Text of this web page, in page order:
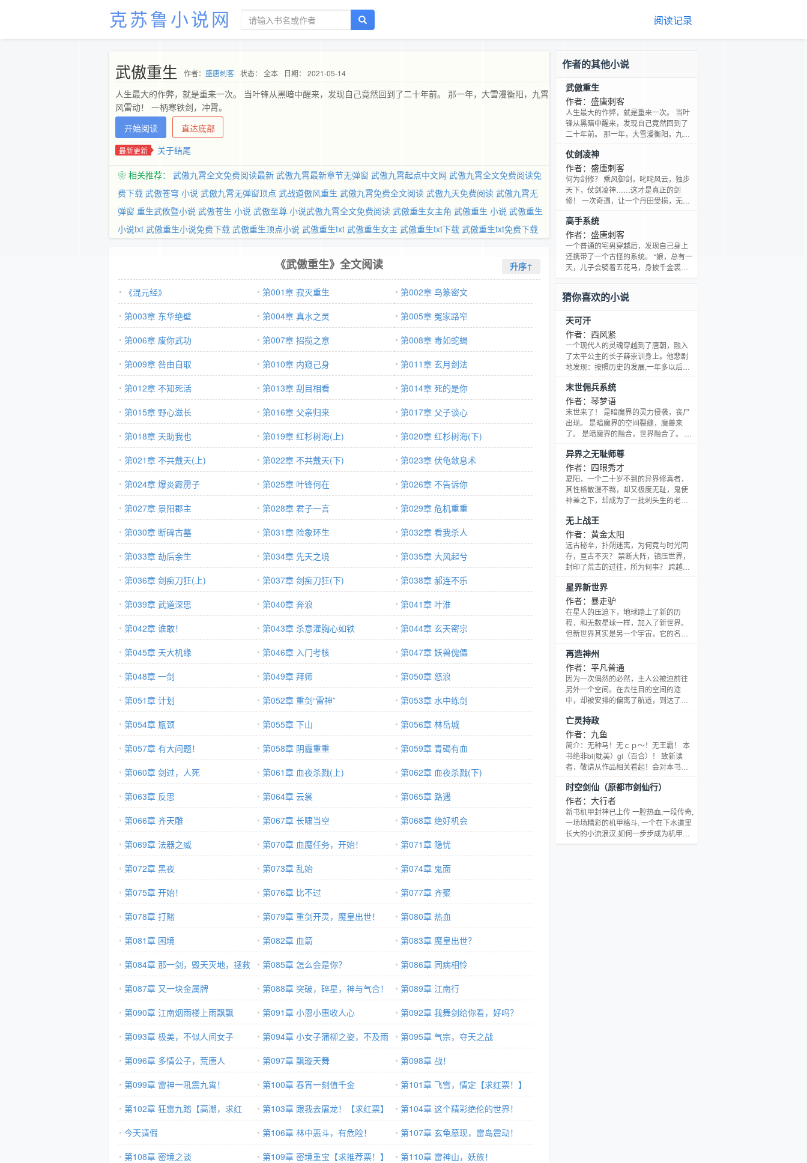
克苏鲁小说网 阅读记录
武傲重生 作者： 盛唐刺客 状态： 全本 日期： 2021-05-14
人生最大的作弊，就是重来一次。 当叶锋从黑暗中醒来，发现自己竟然回到了二十年前。 那一年，大雪漫衡阳，九霄
风雷动！ 一柄寒铁剑，冲霄。
开始阅读
直达底部
最新更新 关于结尾
❀ 相关推荐： 武傲九霄全文免费阅读最新 武傲九霄最新章节无弹窗 武傲九霄起点中文网 武傲九霄全文免费阅读免
费下载 武傲苍穹 小说 武傲九霄无弹窗顶点 武战道傲风重生 武傲九霄免费全文阅读 武傲九天免费阅读 武傲九霄无
弹窗 重生武攸暨小说 武傲苍生 小说 武傲至尊 小说武傲九霄全文免费阅读 武傲重生女主角 武傲重生 小说 武傲重生
小说txt 武傲重生小说免费下载 武傲重生顶点小说 武傲重生txt 武傲重生女主 武傲重生txt下载 武傲重生txt免费下载
《武傲重生》全文阅读 升序↑
《混元经》 第001章 寂灭重生
第002章 鸟篆密文
第003章 东华绝壁
第004章 真水之灵
第005章 冤家路窄
第006章 废你武功
第007章 招揽之意
第008章 毒如蛇蝎
第009章 咎由自取
第010章 内窥己身
第011章 玄月剑法
第012章 不知死活
第013章 刮目相看
第014章 死的是你
第015章 野心滋长
第016章 父亲归来
第017章 父子谈心
第018章 天助我也
第019章 红杉树海(上)
第020章 红杉树海(下)
第021章 不共戴天(上)
第022章 不共戴天(下)
第023章 伏龟敛息术
第024章 爆炎霹雳子
第025章 叶锋何在
第026章 不告诉你
第027章 景阳郡主
第028章 君子一言
第029章 危机重重
第030章 断碑古墓
第031章 险象环生
第032章 看我杀人
第033章 劫后余生
第034章 先天之境
第035章 大风起兮
第036章 剑痴刀狂(上)
第037章 剑痴刀狂(下)
第038章 郝连不乐
第039章 武道深思
第040章 奔浪
第041章 叶淮
第042章 谁敢！
第043章 杀意灌胸心如铁
第044章 玄天密宗
第045章 天大机缘
第046章 入门考核
第047章 妖兽傀儡
第048章 一剑
第049章 拜师
第050章 怒浪
第051章 计划
第052章 重剑“雷神”
第053章 水中练剑
第054章 瓶颈
第055章 下山
第056章 林岳城
第057章 有大问题！
第058章 阴霾重重
第059章 青碣有血
第060章 剑过，人死
第061章 血夜杀戮(上)
第062章 血夜杀戮(下)
第063章 反思
第064章 云裳
第065章 路遇
第066章 齐天雕
第067章 长啸当空
第068章 绝好机会
第069章 法器之威
第070章 血魔任务，开始！
第071章 隐忧
第072章 黑夜
第073章 乱始
第074章 鬼面
第075章 开始！
第076章 比不过
第077章 齐聚
第078章 打赌
第079章 重剑开灵，魔皇出世！
第080章 热血
第081章 困境
第082章 血箭
第083章 魔皇出世？
第084章 那一剑，毁天灭地，拯救
苍生
第085章 怎么会是你？
第086章 同病相怜
第087章 又一块金属牌
第088章 突破，碎星，神与气合！
第089章 江南行
第090章 江南烟雨楼上雨飘飘
第091章 小恩小惠收人心
第092章 我舞剑给你看，好吗？
第093章 极美，不似人间女子
第094章 小女子蒲柳之姿，不及雨
飘飘良多
第095章 气宗，夺天之战
第096章 多情公子，荒唐人
第097章 飘璇天舞
第098章 战！
第099章 雷神一吼震九霄！
第100章 春宵一刻值千金
第101章 飞雪，情定【求红票！】
第102章 狂雷九踏【高潮，求红
票！】
第103章 跟我去屠龙！【求红票】
第104章 这个精彩绝伦的世界！
【求红票！】
今天请假 第106章 林中恶斗，有危险！
第107章 玄龟墓现，雷岛震动！
第108章 密境之谈
第109章 密境重宝【求推荐票！】
第110章 雷神山，妖族！
作者的其他小说
武傲重生
作者：盛唐刺客
人生最大的作弊，就是重来一次。 当叶
锋从黑暗中醒来，发现自己竟然回到了
二十年前。 那一年，大雪漫衡阳，九霄
仗剑凌神
作者：盛唐刺客
何为剑修？ 乘风御剑，叱咤风云，独步
天下，仗剑凌神……这才是真正的剑
修！ 一次奇遇，让一个丹田受损，无法
为纯粹的本源剑气。从此，他再也不用
淬炼天地灵气，只需吸收就能将之转化
成最纯粹的剑气！ …… 【书友1群：
178616322】 【书友2群：
245227563】 【书友3群：
高手系统
作者：盛唐刺客
一个普通的宅男穿越后，发现自己身上
还携带了一个古怪的系统。 “娘，总有一
天，儿子会骑着五花马，身披千金裘，
猜你喜欢的小说
天可汗
作者：西风紧
一个现代人的灵魂穿越到了唐朝，融入
了太平公主的长子薛崇训身上。他悲剧
地发现：按照历史的发展,一年多以后他
了他注定的死敌，主角该何去何从，为
了生存，他有资格成为逆天牛人李隆基
的对手吗？盛唐诗篇，又该如何演
绎…… ×××××× 西风紧已完本两部百万
字以上的故事请放心观看。一群：
迎大家加入。
末世佣兵系统
作者：琴梦语
末世来了！ 是暗魔界的灵力侵袭，丧尸
出现。 是暗魔界的空间裂缝，魔兽来
了。 是暗魔界的融合，世界融合了。 蜀
hold不住了！ 主角笑了，我拥有位面佣
兵系统，所有的一切都会是我的！
——————————————————————————————
书友群（1）：147231523
异界之无耻师尊
作者：四眼秀才
夏阳，一个二十岁不到的异界修真者，
其性格散漫不羁，却又极度无耻，鬼使
神差之下，却成为了一批刺头生的老
怎样的一番景象呢！且看主角如何带领
一批刺头学生，尽享无耻人生，纵横热
血杀场，踏向大陆巅峰！
&amp;amp;quot;
无上战王
作者：黄金太阳
远古秘辛，扑朔迷离，为何竟与时光同
存，亘古不灭？ 禁断大阵，镇压世界，
封印了荒古的过往，所为何事？ 跨越万
人能挡？ 乱世将起，世界风雨飘摇，邪
魔当道，人心不古； 这是一个悲哀的时
代，亦是一个辉煌的大世！ 他要杀遍乾
坤，脚踏强敌，登临绝巅，万古为尊，
成就无上战王！ -------------------------------
星界新世界
作者：暴走驴
在星人的压迫下，地球踏上了新的历
程，和无数星球一样，加入了新世界。
但新世界其实是另一个宇宙，它的名
聚在星界中，演绎着充满了未知和希望
的战争与和平。 无限的星界中，一个叫
做【夜蝶盗艺能团】的古怪名字开始响
亮起来。 它的团员很少，有来自地球、
其实是却土拨鼠星人的陈啸鸣，有总是
面的怪盗魔术师.... 在大部分星界居民看
来，夜蝶盗是一个
再造神州
作者：平凡普通
因为一次偶然的必然，主人公被迫前往
另外一个空间。在去往目的空间的途
中，却被安排的偏离了航道，到达了另
成为了当时应当死亡的宋太子赵昀。 一
个现代人面对古代宫廷的斗争，知道大
难将至而国无知者的痛苦，看到自己的
先人同胞即将要倒在自己的眼前，他到
底是该如何抉择了？ 当传说中的天命所
样的结局，凭一己之力妄想逆天而行是
否是不自量力？ 主人公真
亡灵持政
作者：九鱼
简介：无种马！无ｃｐ～！无王霸！ 本
书绝非bl(耽美）gl（百合）！ 致新读
者，敬请从作品相关看起！会对本书的
灵魂穿越类型，高魔位面穿越到低魔位
面。 自出生到死亡，以及死亡后的两百
年间都没有离开过亡灵塔以及周围领
地，几乎完全没有接触过生者世界的巫
妖在穿越位面的时候失去躯体,卷入了一
时空剑仙（原都市剑仙行）
作者：大行者
新书机甲封神已上传 一腔热血,一段传奇,
一场场精彩的机甲格斗. 一个在下水道里
长大的小流浪汉,如何一步步成为机甲世